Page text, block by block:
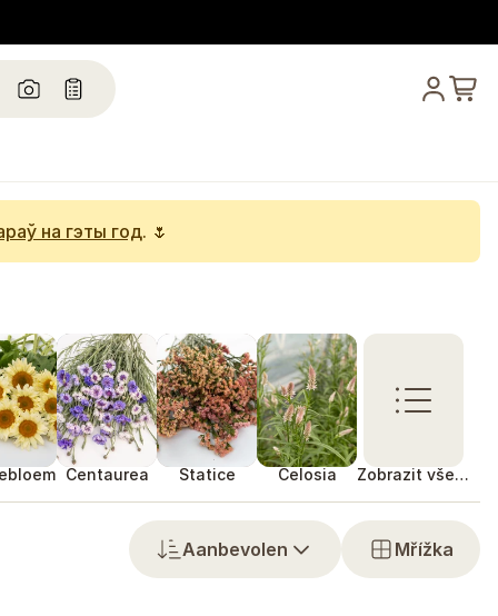
на гэты год. 🌷
Centaurea Statice Celosia Zobrazit vše…
Aanbevolen Mřížka